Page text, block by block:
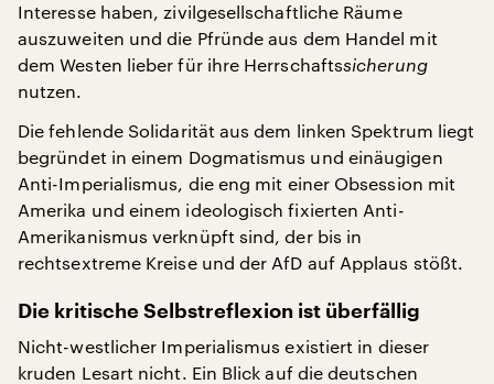
Interesse haben, zivilgesellschaftliche Räume
auszuweiten und die Pfründe aus dem Handel mit
dem Westen lieber für ihre Herrschaftssicherung
nutzen.
Die fehlende Solidarität aus dem linken Spektrum liegt
begründet in einem Dogmatismus und einäugigen
Anti-Imperialismus, die eng mit einer Obsession mit
Amerika und einem ideologisch fixierten Anti-
Amerikanismus verknüpft sind, der bis in
rechtsextreme Kreise und der AfD auf Applaus stößt.
Die kritische Selbstreflexion ist überfällig
Nicht-westlicher Imperialismus existiert in dieser
kruden Lesart nicht. Ein Blick auf die deutschen